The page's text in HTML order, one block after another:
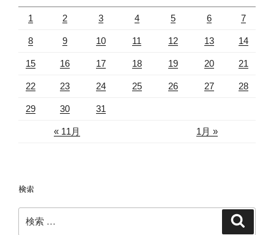
« 11月 1月 »
1 2 3 4 5 6 7
8 9 10 11 12 13 14
15 16 17 18 19 20 21
22 23 24 25 26 27 28
29 30 31
検索
検
索: